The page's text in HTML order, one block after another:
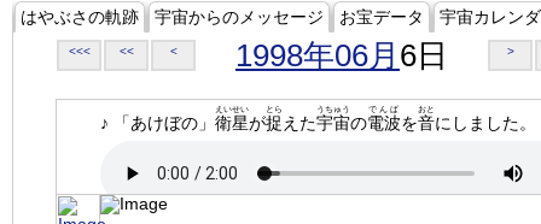
はやぶさの軌跡 宇宙からのメッセージ お宝データ 宇宙カレン
<<< << < 1998年06月 6日 >
♪ 「あけぼの」 衛星
えいせい
が捉
とら
えた宇宙
うちゅう
の電波
でんぱ
を音
おと
にしました。